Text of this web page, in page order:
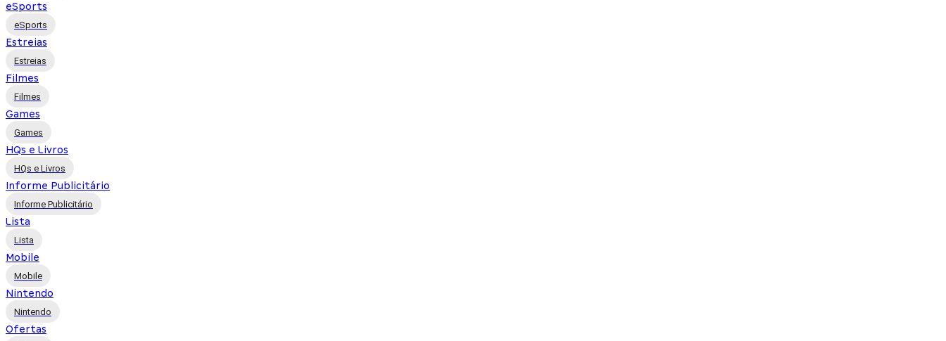
eSports
eSports
Estreias
Estreias
Filmes
Filmes
Games
Games
HQs e Livros
HQs e Livros
Informe Publicitário
Informe Publicitário
Lista
Lista
Mobile
Mobile
Nintendo
Nintendo
Ofertas